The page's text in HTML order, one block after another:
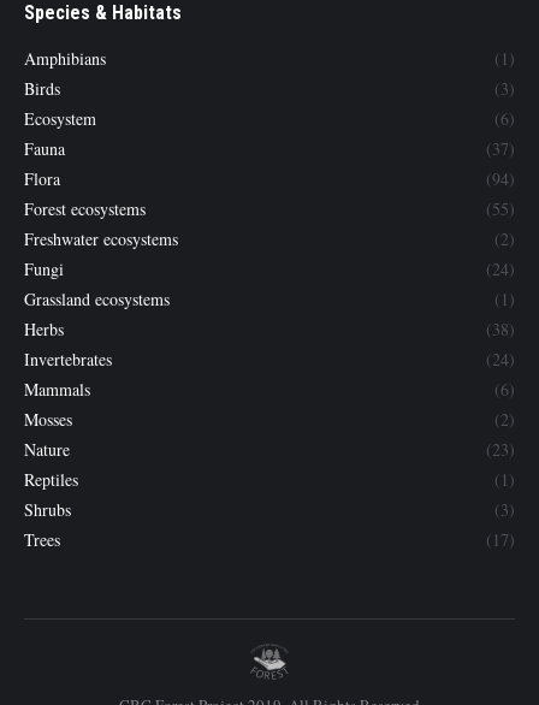
Species & Habitats
Amphibians
(1)
Birds
(3)
Ecosystem
(6)
Fauna
(37)
Flora
(94)
Forest ecosystems
(55)
Freshwater ecosystems
(2)
Fungi
(24)
Grassland ecosystems
(1)
Herbs
(38)
Invertebrates
(24)
Mammals
(6)
Mosses
(2)
Nature
(23)
Reptiles
(1)
Shrubs
(3)
Trees
(17)